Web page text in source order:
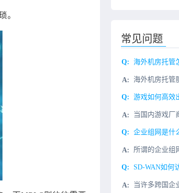
。
常见问题
海外机房托管
SD-WAN如何